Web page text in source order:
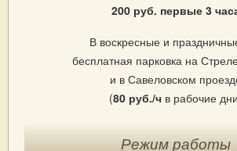
200 руб. первые 3
В воскресные и
бесплатная парковка на
и в Савеловском
(80 руб./ч в рабочие
Режим работы